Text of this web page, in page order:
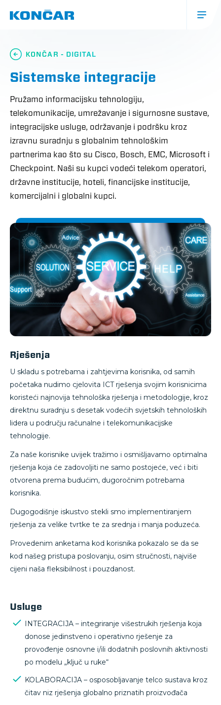
navigacija
(mobile)
KONČAR - DIGITAL
Sistemske integracije
Pružamo informacijsku tehnologiju,
telekomunikacije, umrežavanje i sigurnosne sustave,
integracijske usluge, održavanje i podršku kroz
izravnu suradnju s globalnim tehnološkim
partnerima kao što su Cisco, Bosch, EMC, Microsoft i
Checkpoint. Naši su kupci vodeći telekom operatori,
državne institucije, hoteli, financijske institucije,
komercijalni i globalni kupci.
Rješenja
U skladu s potrebama i zahtjevima korisnika, od samih
početaka nudimo cjelovita ICT rješenja svojim korisnicima
koristeći najnovija tehnološka rješenja i metodologije, kroz
direktnu suradnju s desetak vodećih svjetskih tehnoloških
lidera u području računalne i telekomunikacijske
tehnologije.
Za naše korisnike uvijek tražimo i osmišljavamo optimalna
rješenja koja će zadovoljiti ne samo postojeće, već i biti
otvorena prema budućim, dugoročnim potrebama
korisnika.
Dugogodišnje iskustvo stekli smo implementiranjem
rješenja za velike tvrtke te za srednja i manja poduzeća.
Provedenim anketama kod korisnika pokazalo se da se
kod našeg pristupa poslovanju, osim stručnosti, najviše
cijeni naša fleksibilnost i pouzdanost.
Usluge
INTEGRACIJA – integriranje višestrukih rješenja koja
donose jedinstveno i operativno rješenje za
provođenje osnovne i/ili dodatnih poslovnih aktivnosti
po modelu „ključ u ruke“
KOLABORACIJA – osposobljavanje telco sustava kroz
čitav niz rješenja globalno priznatih proizvođača